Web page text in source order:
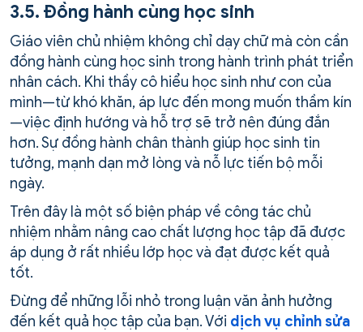
3.5. Đồng hành cùng học sinh
Giáo viên chủ nhiệm không chỉ dạy chữ mà còn cần
đồng hành cùng học sinh trong hành trình phát triển
nhân cách. Khi thầy cô hiểu học sinh như con của
mình—từ khó khăn, áp lực đến mong muốn thầm kín
—việc định hướng và hỗ trợ sẽ trở nên đúng đắn
hơn. Sự đồng hành chân thành giúp học sinh tin
tưởng, mạnh dạn mở lòng và nỗ lực tiến bộ mỗi
ngày.
Trên đây là một số biện pháp về công tác chủ
nhiệm nhằm nâng cao chất lượng học tập đã được
áp dụng ở rất nhiều lớp học và đạt được kết quả
tốt.
Đừng để những lỗi nhỏ trong luận văn ảnh hưởng
đến kết quả học tập của bạn. Với dịch vụ chỉnh sửa